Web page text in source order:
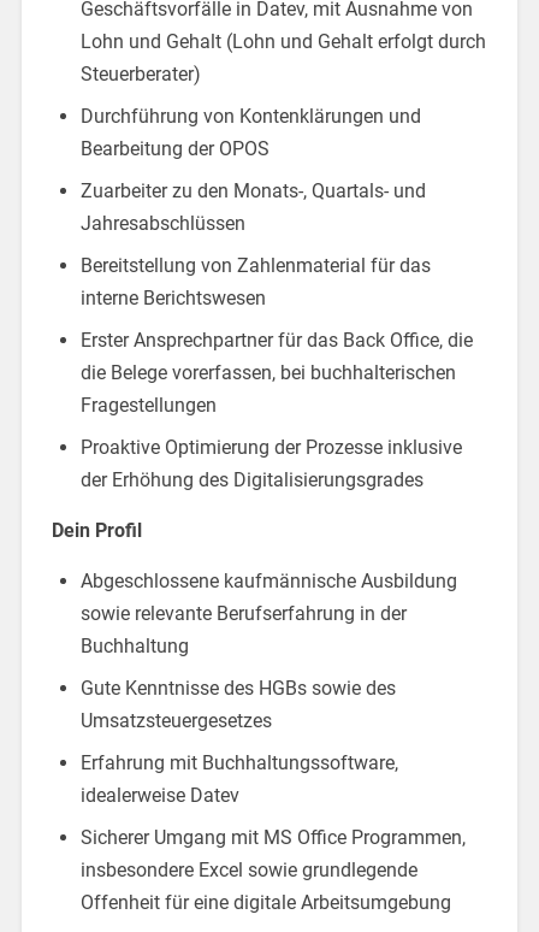
Geschäftsvorfälle in Datev, mit Ausnahme von
Lohn und Gehalt (Lohn und Gehalt erfolgt durch
Steuerberater)
Durchführung von Kontenklärungen und
Bearbeitung der OPOS
Zuarbeiter zu den Monats-, Quartals- und
Jahresabschlüssen
Bereitstellung von Zahlenmaterial für das
interne Berichtswesen
Erster Ansprechpartner für das Back Office, die
die Belege vorerfassen, bei buchhalterischen
Fragestellungen
Proaktive Optimierung der Prozesse inklusive
der Erhöhung des Digitalisierungsgrades
Dein Profil
Abgeschlossene kaufmännische Ausbildung
sowie relevante Berufserfahrung in der
Buchhaltung
Gute Kenntnisse des HGBs sowie des
Umsatzsteuergesetzes
Erfahrung mit Buchhaltungssoftware,
idealerweise Datev
Sicherer Umgang mit MS Office Programmen,
insbesondere Excel sowie grundlegende
Offenheit für eine digitale Arbeitsumgebung